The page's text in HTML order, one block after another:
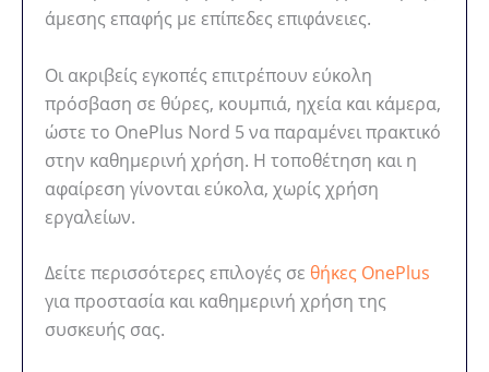
άμεσης επαφής με επίπεδες επιφάνειες.
Οι ακριβείς εγκοπές επιτρέπουν εύκολη
πρόσβαση σε θύρες, κουμπιά, ηχεία και κάμερα,
ώστε το OnePlus Nord 5 να παραμένει πρακτικό
στην καθημερινή χρήση. Η τοποθέτηση και η
αφαίρεση γίνονται εύκολα, χωρίς χρήση
εργαλείων.
Δείτε περισσότερες επιλογές σε θήκες OnePlus
για προστασία και καθημερινή χρήση της
συσκευής σας.